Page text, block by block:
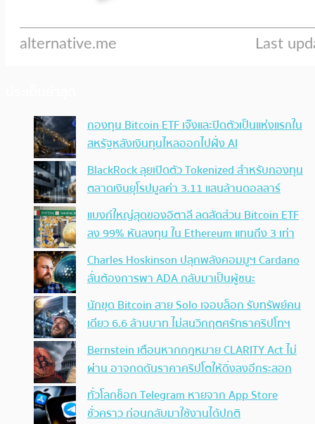
กองทุน Bitcoin ETF เจ๊งและปิดตัวเป็นแห่งแรกใน
สหรัฐหลังเงินทุนไหลออกไปฝั่ง AI
BlackRock ลุยเปิดตัว Tokenized สำหรับกองทุน
ตลาดเงินยุโรปมูลค่า 3.11 แสนล้านดอลลาร์
แบงก์ใหญ่สุดของอิตาลี ลดสัดส่วน Bitcoin ETF
ลง 99% หันลงทุน ใน Ethereum แทนถึง 3 เท่า
Charles Hoskinson ปลุกพลังคอมมูฯ Cardano
ลั่นต้องการพา ADA กลับมาเป็นผู้ชนะ
นักขุด Bitcoin สาย Solo เจอบล็อก รับทรัพย์คน
เดียว 6.6 ล้านบาท ไม่สนวิกฤตศรัทธาคริปโทฯ
Bernstein เตือนหากกฎหมาย CLARITY Act ไม่
ผ่าน อาจกดดันราคาคริปโตให้ดิ่งลงอีกระลอก
ทั่วโลกช็อก Telegram หายจาก App Store
ชั่วคราว ก่อนกลับมาใช้งานได้ปกติ